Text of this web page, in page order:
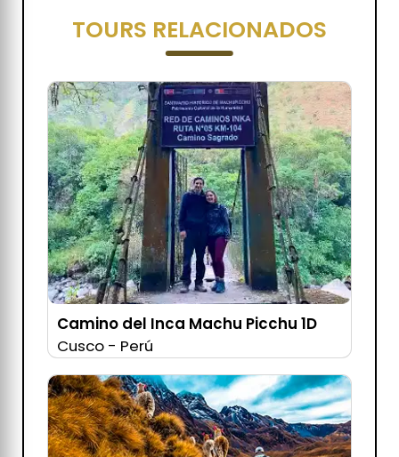
TOURS RELACIONADOS
Camino del Inca Machu Picchu 1D
Cusco - Perú